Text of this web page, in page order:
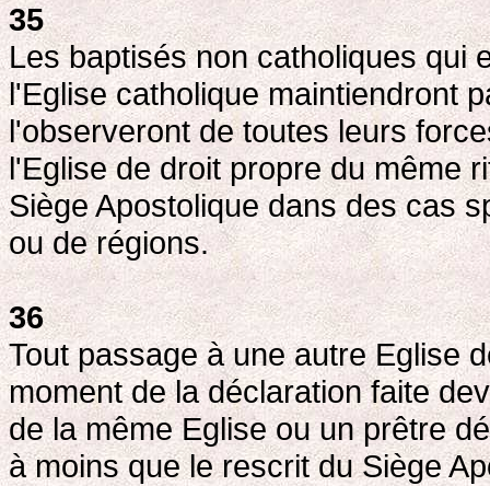
35
Les baptisés non catholiques qui
l'Eglise catholique maintiendront
l'observeront de toutes leurs
l'Eglise de droit propre du même
Siège Apostolique dans des cas
ou de régions.
36
Tout passage à une autre Eglise
moment de la déclaration faite
de la même Eglise ou un prêtre
à moins que le rescrit du Siège